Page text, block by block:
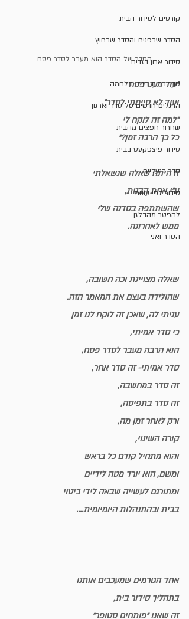
קורסים לסידור הבית
הסדר שבפנים והסדר שבחוץ
סידור ארון בגדים
סדר בבית בזמן מלחמה
הרגלים חדשים סל סדר וארגון
שחרור חפצים מהבית
סידור פיצפקעס בבית
סדר בנעליים
סידור לפי עונות
להפטר מהבלגן
הסדר ואני
הסדר של הסדר הוא מעבר לסדר פסח
"עוד מעט פסח
ועוד לא סיימתי לסדר",
"למה זה לוקח לי
כל כך הרבה זמן?"
זו היתה שאלה שנשאלתי
ע"י אחת הבנות,
שהשתתפה בסדנה שלי
ממש לאחרונה.
שאלה מצויינת וכה חשובה,
שהולידה בעצם את המאמר הזה.
עניתי לה, שאכן זה לוקח לנו זמן
כי סדר אמיתי,
הוא הרבה מעבר לסדר פסח,
סדר אמיתי- זה סדר אחר,
זה סדר במחשבה,
זה סדר בתפיסה,
ורק לאחר זמן מה,
קורה השינוי,
והוא מתחיל קודם כל בראש
ומשם, הוא יורד מטה לידיים
ומתורגם לעשייה שבאה לידי ביטוי
בבית ובהתנהלות היומיומית....
אחד הגורמים שמעכבים אותנו
בתהליך סידור בית,
זה שאנו "פותחים סטופר"